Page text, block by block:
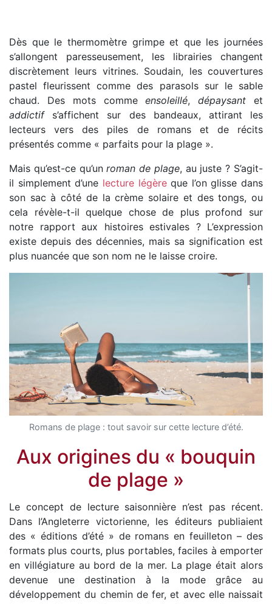
Dès que le thermomètre grimpe et que les journées
s’allongent paresseusement, les librairies changent
discrètement leurs vitrines. Soudain, les couvertures
pastel fleurissent comme des parasols sur le sable
chaud. Des mots commeensoleillé,dépaysant et
addictifs’affichent sur des bandeaux, attirant les
lecteurs vers des piles de romans et de récits
présentés comme « parfaits pour la plage ».
Mais qu’est-ce qu’unroman de plage, au juste ? S’agit-
il simplement d’une lecture légèreque l’on glisse dans
son sac à côté de la crème solaire et des tongs, ou
cela révèle-t-il quelque chose de plus profond sur
notre rapport aux histoires estivales ? L’expression
existe depuis des décennies, mais sa signification est
plus nuancée que son nom ne le laisse croire.
Romans de plage : tout savoir sur cette lecture d’été.
Aux origines du « bouquin
de plage »
Le concept de lecture saisonnière n’est pas récent.
Dans l’Angleterre victorienne, les éditeurs publiaient
des « éditions d’été » de romans en feuilleton – des
formats plus courts, plus portables, faciles à emporter
en villégiature au bord de la mer. La plage était alors
devenue une destination à la mode grâce au
développement du chemin de fer, et avec elle naissait